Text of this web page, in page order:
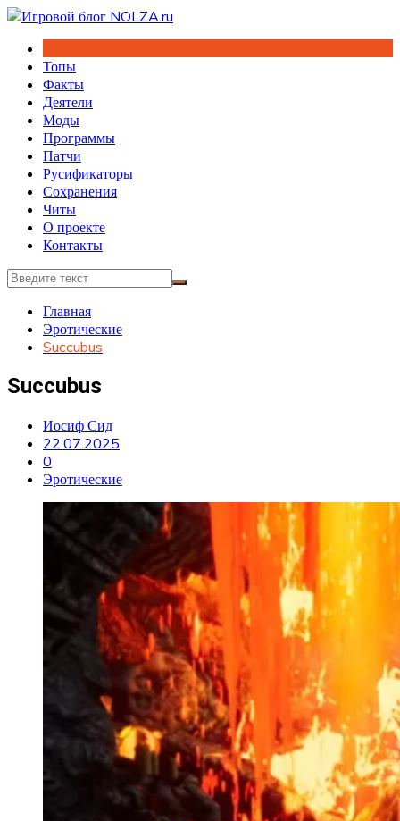
Перейти
содержимому
Топы
Факты
Деятели
Моды
Программы
Патчи
Русификаторы
Сохранения
Читы
О проекте
Контакты
Главная
Эротические
Succubus
Succubus
Иосиф Сид
22.07.2025
0
Эротические